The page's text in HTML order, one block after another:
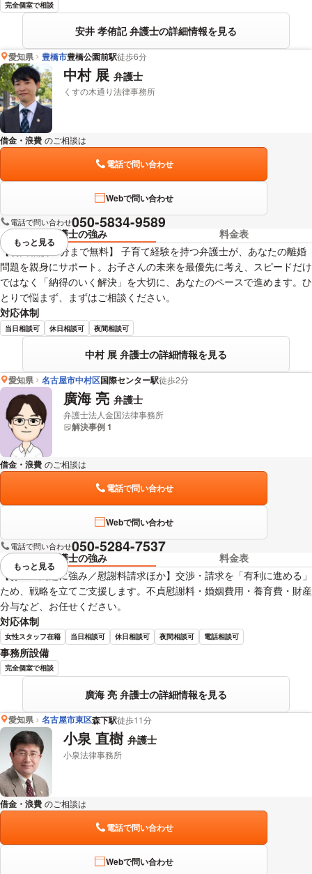
完全個室で相談
安井 孝侑記 弁護士の詳細情報を見る
愛知県 豊橋市豊橋公園前駅徒歩6分
中村 展 弁護士
くすの木通り法律事務所
借金・浪費 のご相談は
電話で問い合わせ
Webで問い合わせ
電話で問い合わせ050-5834-9589
弁護士の強み
料金表
【初回相談60分まで無料】 子育て経験を持つ弁護士が、あなたの離婚
問題を親身にサポート。お子さんの未来を最優先に考え、スピードだけ
ではなく「納得のいく解決」を大切に、あなたのペースで進めます。ひ
とりで悩まず、まずはご相談ください。
対応体制
当日相談可 休日相談可 夜間相談可
中村 展 弁護士の詳細情報を見る
視覚的に省略されている要素を
もっと見る
愛知県 名古屋市中村区国際センター駅徒歩2分
廣海 亮 弁護士
弁護士法人金国法律事務所
解決事例 1
借金・浪費 のご相談は
電話で問い合わせ
Webで問い合わせ
電話で問い合わせ050-5284-7537
弁護士の強み
料金表
【お金の問題に強み／慰謝料請求ほか】交渉・請求を「有利に進める」
ため、戦略を立てご支援します。不貞慰謝料・婚姻費用・養育費・財産
分与など、お任せください。
対応体制
女性スタッフ在籍 当日相談可 休日相談可 夜間相談可 電話相談可
事務所設備
完全個室で相談
廣海 亮 弁護士の詳細情報を見る
視覚的に省略されている要素を
もっと見る
愛知県 名古屋市東区森下駅徒歩11分
小泉 直樹 弁護士
小泉法律事務所
借金・浪費 のご相談は
電話で問い合わせ
Webで問い合わせ